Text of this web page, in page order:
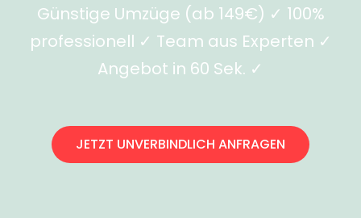
Günstige Umzüge (ab 149€) ✓ 100%
professionell ✓ Team aus Experten ✓
Angebot in 60 Sek. ✓
JETZT UNVERBINDLICH ANFRAGEN